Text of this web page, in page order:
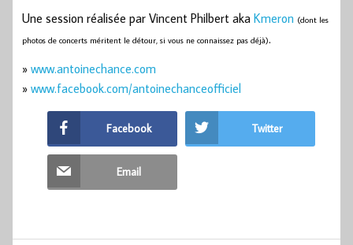
Une session réalisée par Vincent Philbert aka Kmeron (dont les
photos de concerts méritent le détour, si vous ne connaissez pas déjà).
» www.antoinechance.com
» www.facebook.com/antoinechanceofficiel
Facebook Twitter
Email